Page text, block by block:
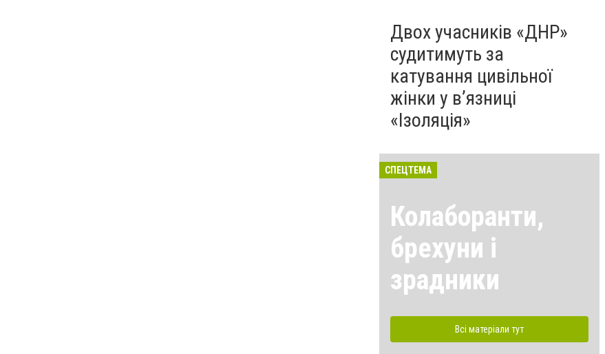
Двох учасників «ДНР»
судитимуть за
катування цивільної
жінки у в’язниці
«Ізоляція»
СПЕЦТЕМА
Колаборанти,
брехуни і
зрадники
Всі матеріали тут